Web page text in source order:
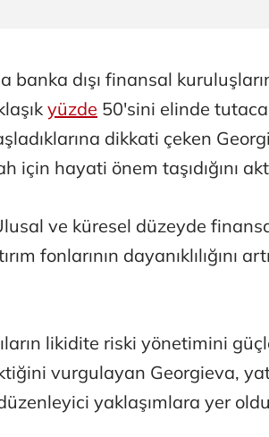
banka dışı finansal
yüzde 50'sini elinde
dikkati çeken
için hayati önem taşıdığını
ve küresel düzeyde
fonlarının dayanıklılığını
likidite riski yönetimini
vurgulayan Georgieva,
yaklaşımlara yer